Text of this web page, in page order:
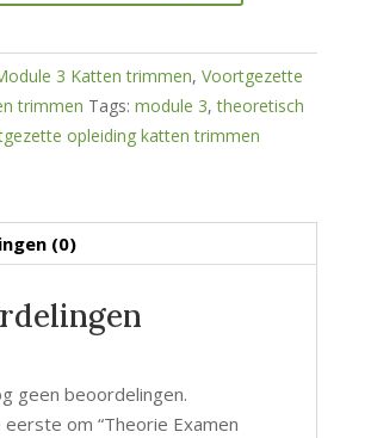
3 Katten trimmen, Voortgezette
trimmen Tags: module 3,theoretisch
opleiding katten trimmen
(0)
geen beoordelingen.
om “Theorie Examen